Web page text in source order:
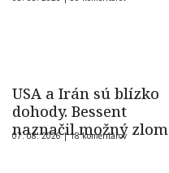
USA a Irán sú blízko
dohody. Bessent
naznačil možný zlom
07. 08. 2026 |18 komentárov